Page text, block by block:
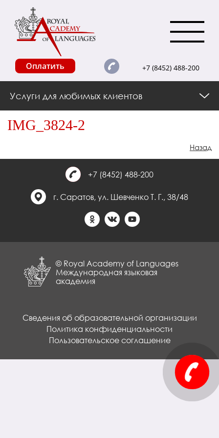
Оплатить +7 (8452) 488-200
Услуги для любимых клиентов
IMG_3824-2
Назад
+7 (8452) 488-200
г. Саратов, ул. Шевченко Т. Г., 38/48
© Royal Academy of Languages
Международная языковая
академия
Сведения об образовательной организации
Политика конфиденциальности
Пользовательское соглашение